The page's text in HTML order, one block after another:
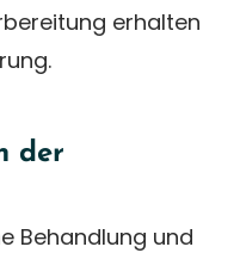
erhalten
der
Behandlung und